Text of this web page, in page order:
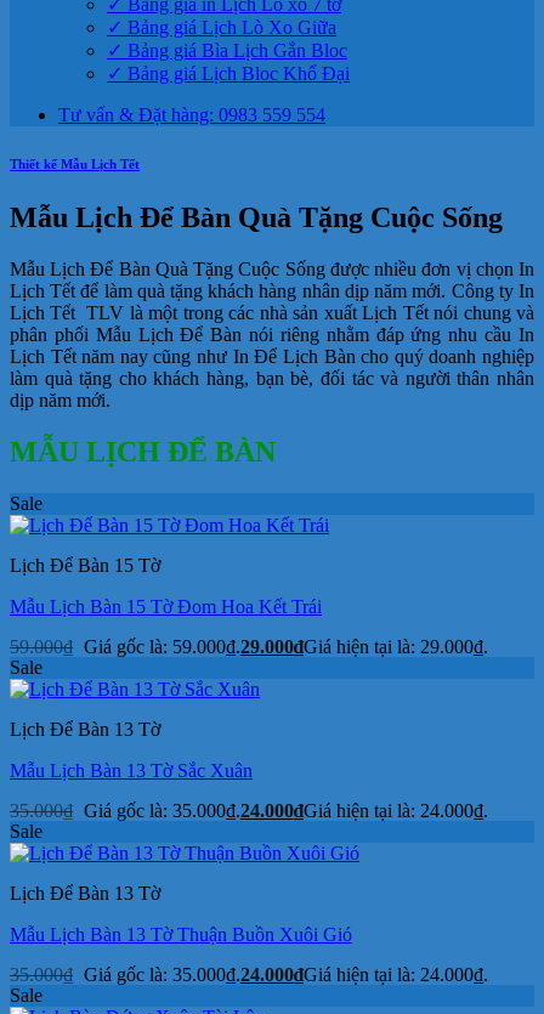
✓ Bảng giá in Lịch Lò xo 7 tờ
✓ Bảng giá Lịch Lò Xo Giữa
✓ Bảng giá Bìa Lịch Gắn Bloc
✓ Bảng giá Lịch Bloc Khổ Đại
Tư vấn & Đặt hàng: 0983 559 554
Thiết kế Mẫu Lịch Tết
Mẫu Lịch Để Bàn Quà Tặng Cuộc Sống
Mẫu Lịch Để Bàn Quà Tặng Cuộc Sống được nhiều đơn vị chọn In
Lịch Tết để làm quà tặng khách hàng nhân dịp năm mới. Công ty In
Lịch Tết TLV là một trong các nhà sản xuất Lịch Tết nói chung và
phân phối Mẫu Lịch Để Bàn nói riêng nhằm đáp ứng nhu cầu In
Lịch Tết năm nay cũng như In Để Lịch Bàn cho quý doanh nghiệp
làm quà tặng cho khách hàng, bạn bè, đối tác và người thân nhân
dịp năm mới.
MẪU LỊCH ĐỂ BÀN
Sale
Lịch Để Bàn 15 Tờ
Mẫu Lịch Bàn 15 Tờ Đom Hoa Kết Trái
59.000₫ Giá gốc là: 59.000₫.29.000₫Giá hiện tại là: 29.000₫.
Sale
Lịch Để Bàn 13 Tờ
Mẫu Lịch Bàn 13 Tờ Sắc Xuân
35.000₫ Giá gốc là: 35.000₫.24.000₫Giá hiện tại là: 24.000₫.
Sale
Lịch Để Bàn 13 Tờ
Mẫu Lịch Bàn 13 Tờ Thuận Buồn Xuôi Gió
35.000₫ Giá gốc là: 35.000₫.24.000₫Giá hiện tại là: 24.000₫.
Sale